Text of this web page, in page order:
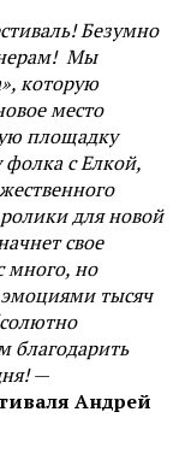
Безумно
Мы
которую
место
площадку
с Елкой,
для новой
свое
много, но
тысяч
благодарить
—
Андрей